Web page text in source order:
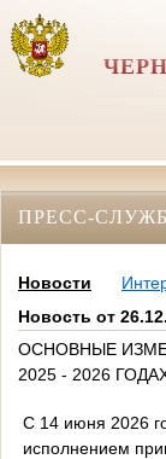
ПРЕСС-
Новости
Новость от
ОСНОВНЫЕ
2025 - 2026
С 14 июня 2026
исполнением